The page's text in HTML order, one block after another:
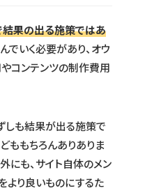
結果の出る施策ではあ
でいく必要があり、オウ
コンテンツの制作費用
しも結果が出る施策で
ももちろんありありま
にも、サイト自体のメン
より良いものにするた